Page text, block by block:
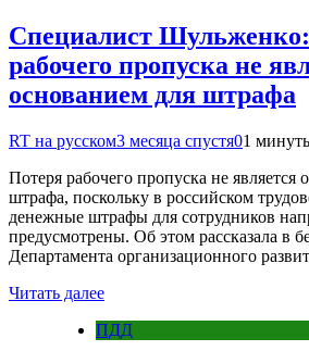
Специалист
рабочего пропуска не
основанием для штрафа
RT на русском3 месяца спустя01
Потеря рабочего пропуска не является
штрафа, поскольку в российском
денежные штрафы для сотрудников
предусмотрены. Об этом рассказала в
Департамента организационного
Читать далее
ПДД